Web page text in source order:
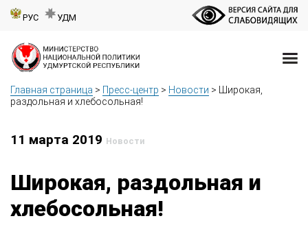
РУС УДМ
Главная страница > Пресс-центр > Новости > Широкая,
раздольная и хлебосольная!
11 марта 2019 Новости
Широкая, раздольная и
хлебосольная!